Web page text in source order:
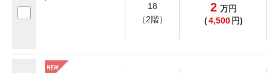
18
（2階）
2 万円
(4,500 円)